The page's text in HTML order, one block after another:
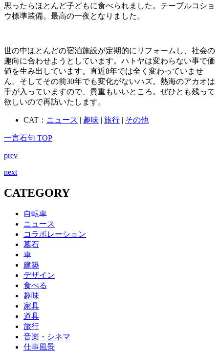
思ったらほとんど子どもに食べられました。テーブルコショ
ウ標準装備。最高の一夜となりました。
世の中ほとんどの宿泊施設が定期的にリフォームし、社会の
趣向に合わせようとしています。ハトヤは変わらない事で価
値を生み出しています。直近8年では全く変わっていませ
ん。そしてその前30年でも変化がないハズ。熱海のアカオは
手が入っていますので、貴重もいいところ。ぜひとも残って
欲しいので再訪いたします。
CAT： ニュース | 趣味 | 旅行 | その他
一言石句 TOP
prev
next
CATEGORY
自転車
ニュース
コラボレーション
墓石
車
建築
デザイン
食べる
趣味
家具
道具
旅行
音楽・シネマ
仕事風景